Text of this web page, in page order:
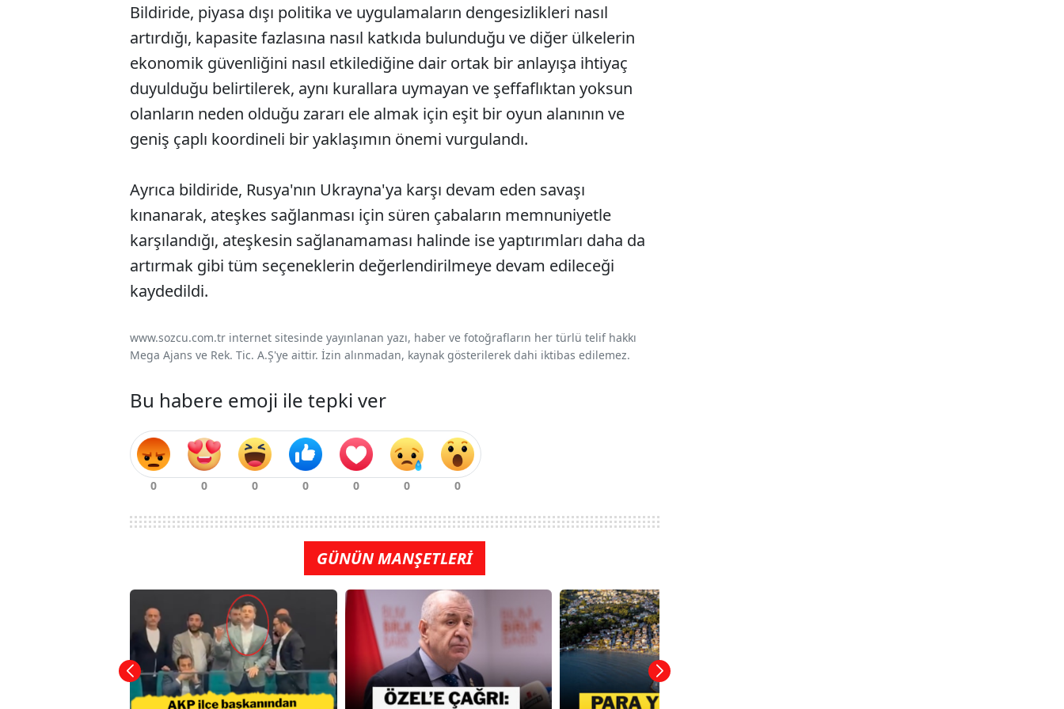
Bildiride, piyasa dışı politika ve uygulamaların dengesizlikleri nasıl
artırdığı, kapasite fazlasına nasıl katkıda bulunduğu ve diğer ülkelerin
ekonomik güvenliğini nasıl etkilediğine dair ortak bir anlayışa ihtiyaç
duyulduğu belirtilerek, aynı kurallara uymayan ve şeffaflıktan yoksun
olanların neden olduğu zararı ele almak için eşit bir oyun alanının ve
geniş çaplı koordineli bir yaklaşımın önemi vurgulandı.
Ayrıca bildiride, Rusya'nın Ukrayna'ya karşı devam eden savaşı
kınanarak, ateşkes sağlanması için süren çabaların memnuniyetle
karşılandığı, ateşkesin sağlanamaması halinde ise yaptırımları daha da
artırmak gibi tüm seçeneklerin değerlendirilmeye devam edileceği
kaydedildi.
www.sozcu.com.tr internet sitesinde yayınlanan yazı, haber ve fotoğrafların her türlü telif hakkı
Mega Ajans ve Rek. Tic. A.Ş'ye aittir. İzin alınmadan, kaynak gösterilerek dahi iktibas edilemez.
Bu habere emoji ile tepki ver
GÜNÜN MANŞETLERİ